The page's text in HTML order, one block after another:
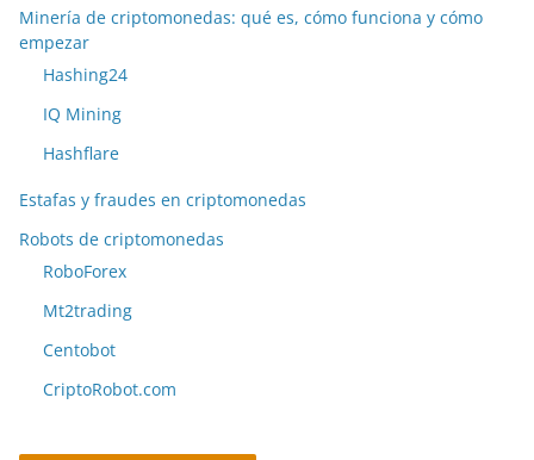
Minería de criptomonedas: qué es, cómo funciona y cómo
empezar
Hashing24
IQ Mining
Hashflare
Estafas y fraudes en criptomonedas
Robots de criptomonedas
RoboForex
Mt2trading
Centobot
CriptoRobot.com